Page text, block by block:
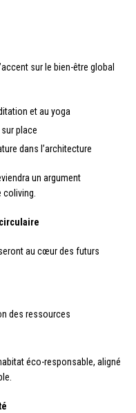
sur le bien-être global
et au yoga
place
dans l’architecture
un argument
au cœur des futurs
des ressources
éco-responsable, aligné